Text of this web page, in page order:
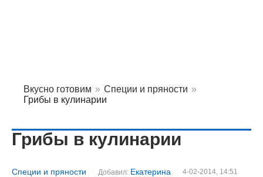
Вкусно готовим » Специи и пряности »
Грибы в кулинарии
Грибы в кулинарии
Специи и пряности Добавил: Екатерина 4-02-2014, 14:51